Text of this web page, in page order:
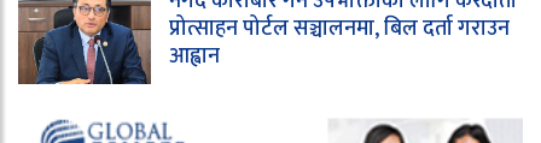
प्रोत्साहन पोर्टल सञ्चालनमा, बिल दर्ता गराउन
आह्वान